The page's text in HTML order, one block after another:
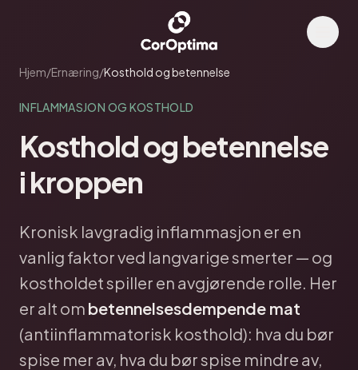
Hjem/Ernæring/Kosthold og betennelse
INFLAMMASJON OG KOSTHOLD
Kosthold og betennelse
i kroppen
Kronisk lavgradig inflammasjon er en
vanlig faktor ved langvarige smerter — og
kostholdet spiller en avgjørende rolle. Her
er alt om betennelsesdempende mat
(antiinflammatorisk kosthold): hva du bør
spise mer av, hva du bør spise mindre av,